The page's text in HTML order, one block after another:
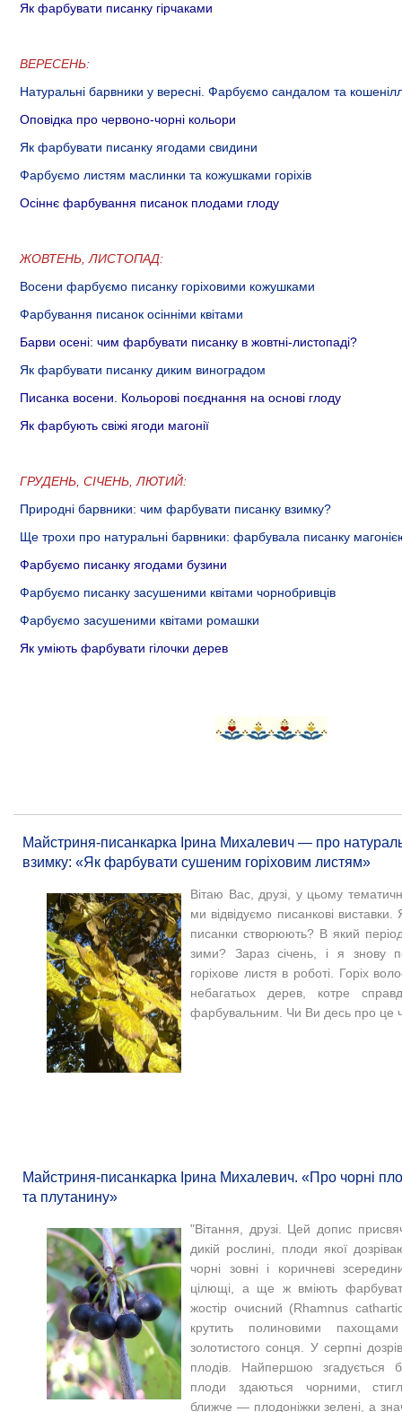
Як фарбувати писанку гірчаками
ВЕРЕСЕНЬ:
Натуральні барвники у вересні. Фарбуємо сандалом та
Оповідка про червоно-чорні кольори
Як фарбувати писанку ягодами свидини
Фарбуємо листям маслинки та кожушками горіхів
Осіннє фарбування писанок плодами глоду
ЖОВТЕНЬ, ЛИСТОПАД:
Восени фарбуємо писанку горіховими кожушками
Фарбування писанок осінніми квітами
Барви осені: чим фарбувати писанку в жовтні-листопаді?
Як фарбувати писанку диким виноградом
Писанка восени. Кольорові поєднання на основі глоду
Як фарбують свіжі ягоди магонії
ГРУДЕНЬ, СІЧЕНЬ, ЛЮТИЙ:
Природні барвники: чим фарбувати писанку взимку?
Ще трохи про натуральні барвники: фарбувала писанку
Фарбуємо писанку ягодами бузини
Фарбуємо писанку засушеними квітами чорнобривців
Фарбуємо засушеними квітами ромашки
Як уміють фарбувати гілочки дерев
Майстриня-писанкарка Ірина Михалевич — про
взимку: «Як фарбувати сушеним горіховим листям»
Вітаю Вас, друзі, у цьому
ми відвідуємо писанкові виставки.
писанки створюють? В який
зими? Зараз січень, і я знову
горіхове листя в роботі. Горіх
небагатьох дерев, котре
фарбувальним. Чи Ви десь про це
Майстриня-писанкарка Ірина Михалевич. «Про чорні
та плутанину»
"Вітання, друзі. Цей допис
дикій рослині, плоди якої
чорні зовні і коричневі
цілющі, а ще ж вміють
жостір очисний (Rhamnus
крутить полиновими
золотистого сонця. У серпні
плодів. Найпершою згадується
плоди здаються чорними,
ближче — плодоніжки зелені, а